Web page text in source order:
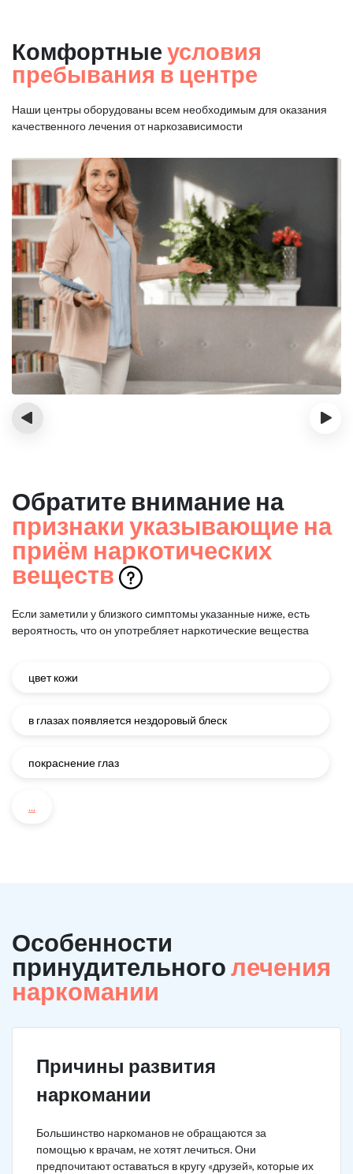
Комфортные условия
пребывания в центре
Наши центры оборудованы всем необходимым для оказания
качественного лечения от наркозависимости
‹ ›
Обратите внимание на
признаки указывающие на
приём наркотических
веществ
Если заметили у близкого симптомы указанные ниже, есть
вероятность, что он употребляет наркотические вещества
цвет кожи
в глазах появляется нездоровый блеск
покраснение глаз
...
Особенности
принудительноголечения
наркомании
Причины развития
наркомании
Большинство наркоманов не обращаются за
помощью к врачам, не хотят лечиться. Они
предпочитают оставаться в кругу «друзей», которые их